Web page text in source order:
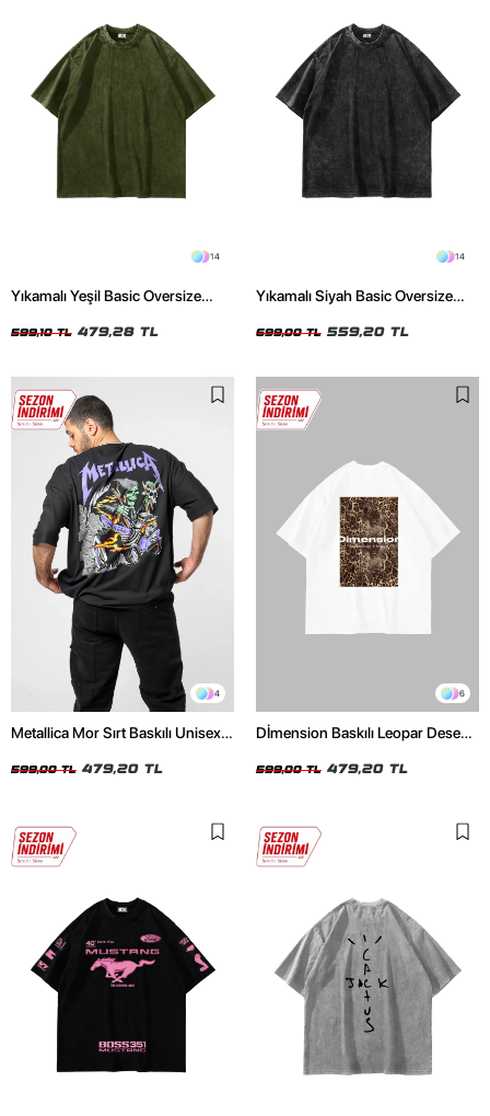
14
Yıkamalı Yeşil Basic Oversize
599,10 TL 479,28 TL
14
Yıkamalı Siyah Basic Oversize
699,00 TL 559,20 TL
4
Metallica Mor Sırt Baskılı Unisex
599,00 TL 479,20 TL
6
Dİmension Baskılı Leopar Desenli
Tshirt
599,00 TL 479,20 TL